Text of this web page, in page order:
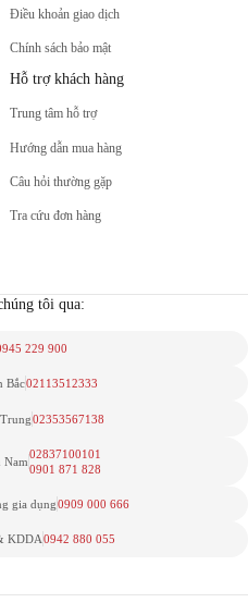
Điều khoản giao dịch
Chính sách bảo mật
Hỗ trợ khách hàng
Trung tâm hỗ trợ
Hướng dẫn mua hàng
Câu hỏi thường gặp
Tra cứu đơn hàng
tôi qua:
229 900
Bắc02113512333
02353567138
Nam
02837100101
0901 871 828
gia dụng0909 000 666
KDDA0942 880 055